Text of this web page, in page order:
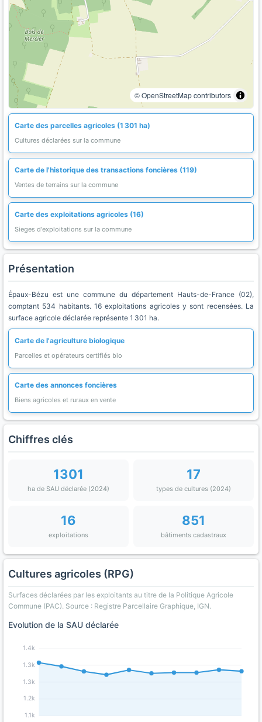
© OpenStreetMap contributors
Carte des parcelles agricoles (1 301 ha)
Cultures déclarées sur la commune
Carte de l'historique des transactions foncières (119)
Ventes de terrains sur la commune
Carte des exploitations agricoles (16)
Sieges d'exploitations sur la commune
Présentation
Épaux-Bézu est une commune du département Hauts-de-France (02),
comptant 534 habitants. 16 exploitations agricoles y sont recensées. La
surface agricole déclarée représente 1 301 ha.
Carte de l'agriculture biologique
Parcelles et opérateurs certifiés bio
Carte des annonces foncières
Biens agricoles et ruraux en vente
Chiffres clés
1301
ha de SAU déclarée (2024)
17
types de cultures (2024)
16
exploitations
851
bâtiments cadastraux
Cultures agricoles (RPG)
Surfaces déclarées par les exploitants au titre de la Politique Agricole
Commune (PAC). Source : Registre Parcellaire Graphique, IGN.
Evolution de la SAU déclarée
1.1k
1.2k
1.3k
1.3k
1.4k